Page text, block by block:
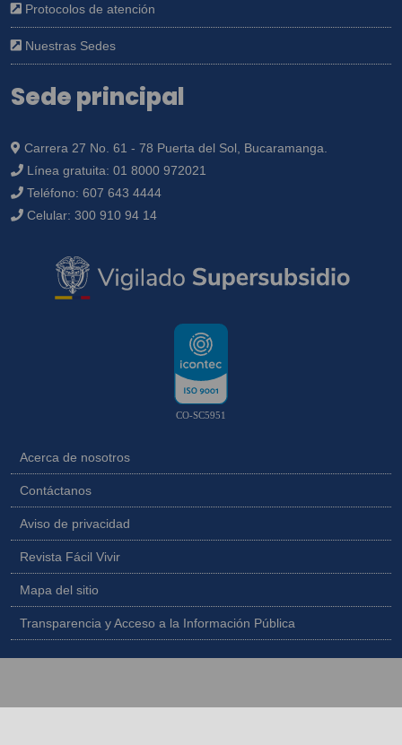
Protocolos de atención
Nuestras Sedes
Sede principal
Carrera 27 No. 61 - 78 Puerta del Sol, Bucaramanga.
Línea gratuita: 01 8000 972021
Teléfono: 607 643 4444
Celular: 300 910 94 14
CO-SC5951
Acerca de nosotros
Contáctanos
Aviso de privacidad
Revista Fácil Vivir
Mapa del sitio
Transparencia y Acceso a la Información Pública